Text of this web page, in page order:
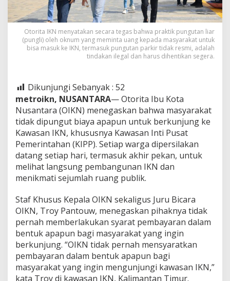
Otorita IKN menyatakan secara tegas bahwa praktik pungutan liar
(pungli) oleh oknum yang meminta uang kepada masyarakat untuk
bisa masuk ke IKN, termasuk pungutan parkir tidak resmi, adalah
tindakan ilegal dan harus dihentikan segera.
Dikunjungi Sebanyak : 52
metroikn, NUSANTARA— Otorita Ibu Kota
Nusantara (OIKN) menegaskan bahwa masyarakat
tidak dipungut biaya apapun untuk berkunjung ke
Kawasan IKN, khususnya Kawasan Inti Pusat
Pemerintahan (KIPP). Setiap warga dipersilakan
datang setiap hari, termasuk akhir pekan, untuk
melihat langsung pembangunan IKN dan
menikmati sejumlah ruang publik.
Staf Khusus Kepala OIKN sekaligus Juru Bicara
OIKN, Troy Pantouw, menegaskan pihaknya tidak
pernah memberlakukan syarat pembayaran dalam
bentuk apapun bagi masyarakat yang ingin
berkunjung. “OIKN tidak pernah mensyaratkan
pembayaran dalam bentuk apapun bagi
masyarakat yang ingin mengunjungi kawasan IKN,”
kata Troy di kawasan IKN, Kalimantan Timur.